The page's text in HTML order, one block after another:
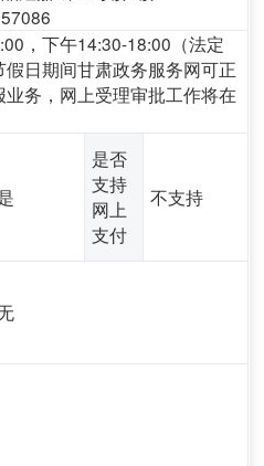
，下午14:30-18:00（法定
日期间甘肃政务服务网可正
务，网上受理审批工作将在
是否
支持
网上
支付
不支持